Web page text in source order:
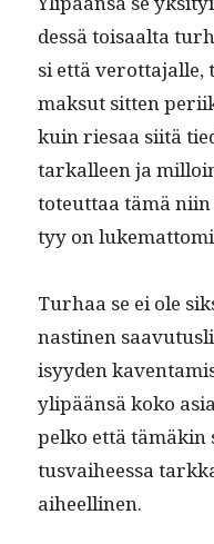
dessä toisaal­ta
si että verot­ta­jalle,
mak­sut sit­ten
kuin riesaa siitä
tarkalleen ja
toteut­taa tämä
tyy on
Turhaa se ei ole
nas­ti­nen
isyy­den
ylipään­sä koko
pelko että
tus­vai­heessa
aiheellinen.